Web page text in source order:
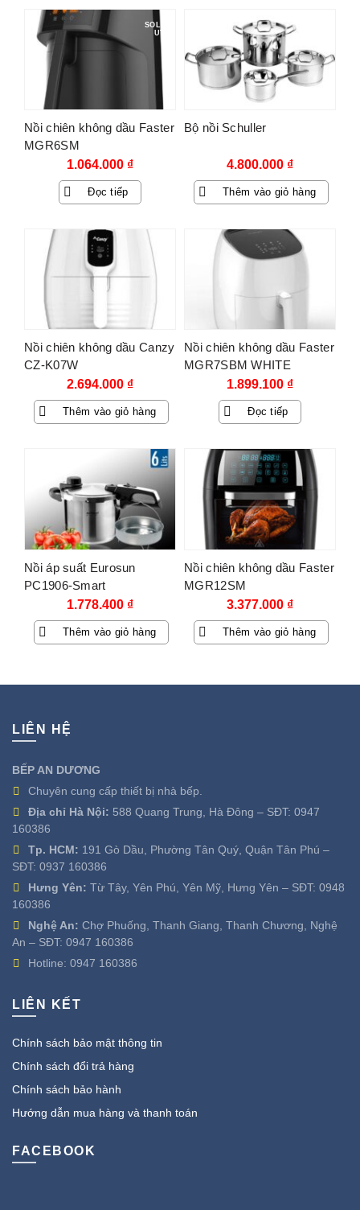
SOLD O
UT
Nồi chiên không dầu Faster
MGR6SM
1.064.000 ₫
Đọc tiếp
Bộ nồi Schuller
4.800.000 ₫
Thêm vào giỏ hàng
Nồi chiên không dầu Canzy
CZ-K07W
2.694.000 ₫
Thêm vào giỏ hàng
Nồi chiên không dầu Faster
MGR7SBM WHITE
1.899.100 ₫
Đọc tiếp
Nồi áp suất Eurosun
PC1906-Smart
1.778.400 ₫
Thêm vào giỏ hàng
Nồi chiên không dầu Faster
MGR12SM
3.377.000 ₫
Thêm vào giỏ hàng
LIÊN HỆ
BẾP AN DƯƠNG
Chuyên cung cấp thiết bị nhà bếp.
Địa chỉ Hà Nội: 588 Quang Trung, Hà Đông – SĐT: 0947
160386
Tp. HCM: 191 Gò Dầu, Phường Tân Quý, Quận Tân Phú –
SĐT: 0937 160386
Hưng Yên: Từ Tây, Yên Phú, Yên Mỹ, Hưng Yên – SĐT: 0948
160386
Nghệ An: Chợ Phuống, Thanh Giang, Thanh Chương, Nghệ
An – SĐT: 0947 160386
Hotline: 0947 160386
LIÊN KẾT
Chính sách bảo mật thông tin
Chính sách đổi trả hàng
Chính sách bảo hành
Hướng dẫn mua hàng và thanh toán
FACEBOOK